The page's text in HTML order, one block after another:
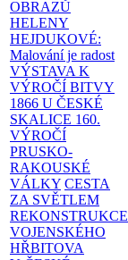
OBRAZŮ
HELENY
HEJDUKOVÉ:
Malování je radost
VÝSTAVA K
VÝROČÍ BITVY
1866 U ČESKÉ
SKALICE 160.
VÝROČÍ
PRUSKO-
RAKOUSKÉ
VÁLKY CESTA
ZA SVĚTLEM
REKONSTRUKCE
VOJENSKÉHO
HŘBITOVA